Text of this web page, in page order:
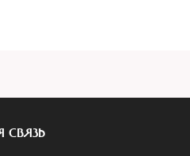
СВЯЗЬ